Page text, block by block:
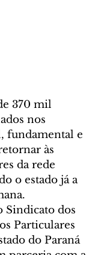
370 mil
nos
fundamental e
às
da rede
o estado já a
Sindicato dos
Particulares
do Paraná